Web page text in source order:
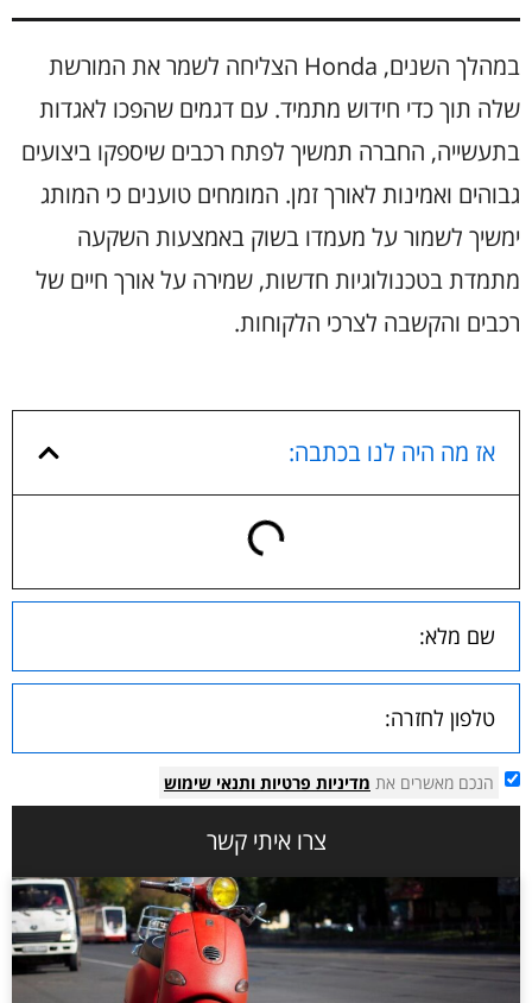
במהלך השנים, Honda הצליחה לשמר את המורשת
שלה תוך כדי חידוש מתמיד. עם דגמים שהפכו לאגדות
בתעשייה, החברה תמשיך לפתח רכבים שיספקו ביצועים
גבוהים ואמינות לאורך זמן. המומחים טוענים כי המותג
ימשיך לשמור על מעמדו בשוק באמצעות השקעה
מתמדת בטכנולוגיות חדשות, שמירה על אורך חיים של
רכבים והקשבה לצרכי הלקוחות.
אז מה היה לנו בכתבה:
הנכם מאשרים את מדיניות פרטיות ותנאי שימוש
צרו איתי קשר